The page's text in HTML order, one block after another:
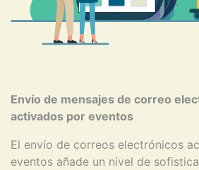
Envío de mensajes de correo
activados por eventos
El envío de correos electrónicos
eventos añade un nivel de